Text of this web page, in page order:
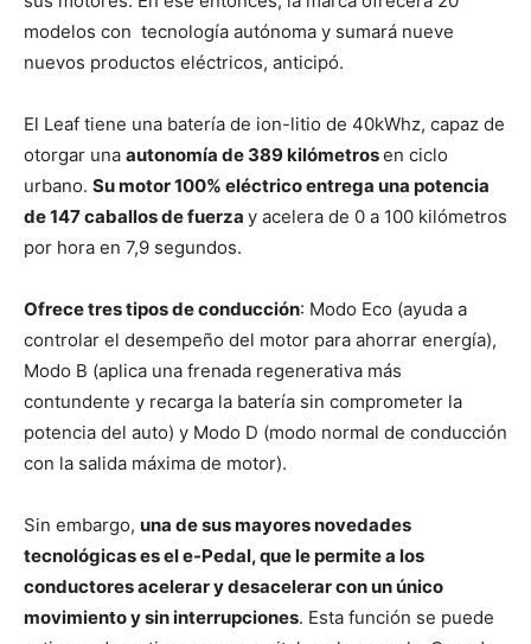
modelos con tecnología autónoma y sumará nueve
nuevos productos eléctricos, anticipó.
El Leaf tiene una batería de ion-litio de 40kWhz, capaz de
otorgar una autonomía de 389 kilómetrosen ciclo
urbano. Su motor 100% eléctrico entrega una potencia
de 147 caballos de fuerza y acelera de 0 a 100 kilómetros
por hora en 7,9 segundos.
Ofrece tres tipos de conducción: Modo Eco (ayuda a
controlar el desempeño del motor para ahorrar energía),
Modo B (aplica una frenada regenerativa más
contundente y recarga la batería sin comprometer la
potencia del auto) y Modo D (modo normal de conducción
con la salida máxima de motor).
Sin embargo, una de sus mayores novedades
tecnológicas es el e-Pedal, que le permite a los
conductores acelerar y desacelerar con un único
movimiento y sin interrupciones. Esta función se puede